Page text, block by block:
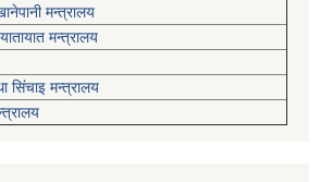
मन्त्रालय
मन्त्रालय
सिंचाइ मन्त्रालय